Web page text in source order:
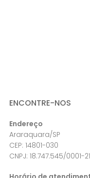
ENCONTRE-NOS
Endereço
Araraquara/SP
CEP: 14801-030
CNPJ: 18.747.545/0001-21